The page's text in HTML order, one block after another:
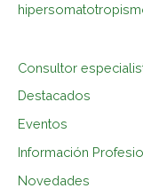
Consultor
Destacados
Eventos
Información
Novedades